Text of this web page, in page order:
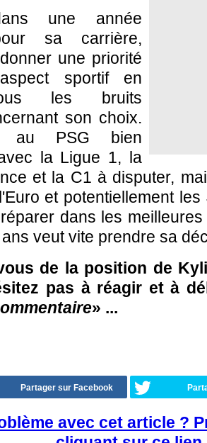
une année
sa carrière,
une priorité
sportif en
les bruits
son choix.
au PSG bien
la Ligue 1, la
et la C1 à disputer,
et potentiellement
dans les
veut vite prendre sa
de la position de
pas à réagir et à
» ...
Partager sur Facebook
avec cet article ?